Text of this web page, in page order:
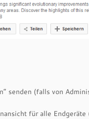
senden (falls von
für alle